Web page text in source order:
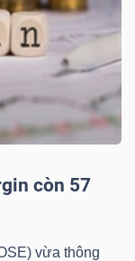
còn 57
vừa thông